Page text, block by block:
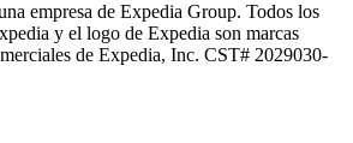
empresa de Expedia Group. Todos los
y el logo de Expedia son marcas
de Expedia, Inc. CST# 2029030-